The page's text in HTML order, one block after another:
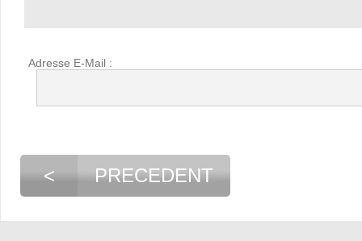
Adresse E-Mail :
< PRECEDENT